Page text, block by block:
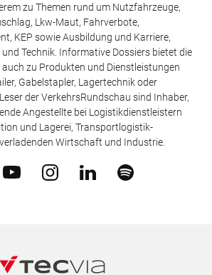
zu Themen rund um Nutzfahrzeuge,
Lkw-Maut, Fahrverbote,
KEP sowie Ausbildung und Karriere,
und Technik. Informative Dossiers bietet die
zu Produkten und Dienstleistungen
Gabelstapler, Lagertechnik oder
der VerkehrsRundschau sind Inhaber,
Angestellte bei Logistikdienstleistern
und Lagerei, Transportlogistik-
Wirtschaft und Industrie.